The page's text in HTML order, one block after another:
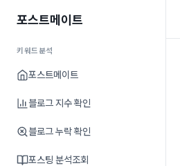
포스트메이트
키워드분석
포스트메이트
블로그 지수 확인
블로그 누락 확인
포스팅 분석조회